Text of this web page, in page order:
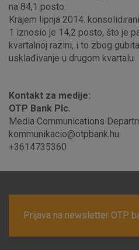
na 84,1 posto.
Krajem lipnja 2014.
1 iznosio je 14,2 posto, što je
kvartalnoj razini, i to zbog
usklađivanje u drugom kvartalu.
Kontakt za medije:
OTP Bank Plc.
Media Communications
kommunikacio@otpbank.hu
+3614735360
Prijava na newsletter OTP